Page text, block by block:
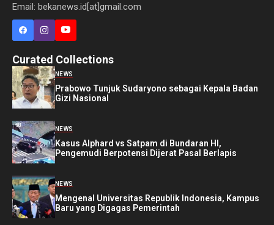
Email: bekanews.id[at]gmail.com
Curated Collections
NEWS
Prabowo Tunjuk Sudaryono sebagai Kepala Badan
Gizi Nasional
NEWS
Kasus Alphard vs Satpam di Bundaran HI,
Pengemudi Berpotensi Dijerat Pasal Berlapis
NEWS
Mengenal Universitas Republik Indonesia, Kampus
Baru yang Digagas Pemerintah